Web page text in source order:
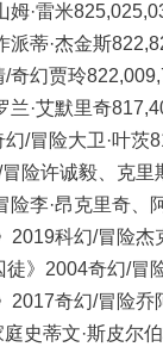
姆·雷米
派蒂·杰金斯
奇幻贾玲
兰·艾默里奇
/冒险大卫·叶茨
险许诚毅、克里
李·昂克里奇、
科幻/冒险杰
》2004奇幻/冒
奇幻/冒险
史蒂文·斯皮尔